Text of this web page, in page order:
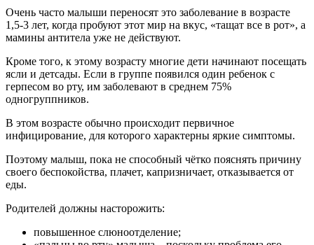
Очень часто малыши переносят это заболевание в возрасте
1,5-3 лет, когда пробуют этот мир на вкус, «тащат все в рот», а
мамины антитела уже не действуют.
Кроме того, к этому возрасту многие дети начинают посещать
ясли и детсады. Если в группе появился один ребенок с
герпесом во рту, им заболевают в среднем 75%
одногруппников.
В этом возрасте обычно происходит первичное
инфицирование, для которого характерны яркие симптомы.
Поэтому малыш, пока не способный чётко пояснять причину
своего беспокойства, плачет, капризничает, отказывается от
еды.
Родителей должны насторожить:
повышенное слюноотделение;